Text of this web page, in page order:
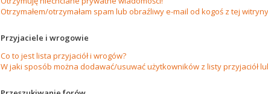
Otrzymałem/otrzymałam spam lub obraźliwy e-mail od kogoś z tej
Przyjaciele i wrogowie
Co to jest lista przyjaciół i wrogów?
W jaki sposób można dodawać/usuwać użytkowników z listy przyjaciół